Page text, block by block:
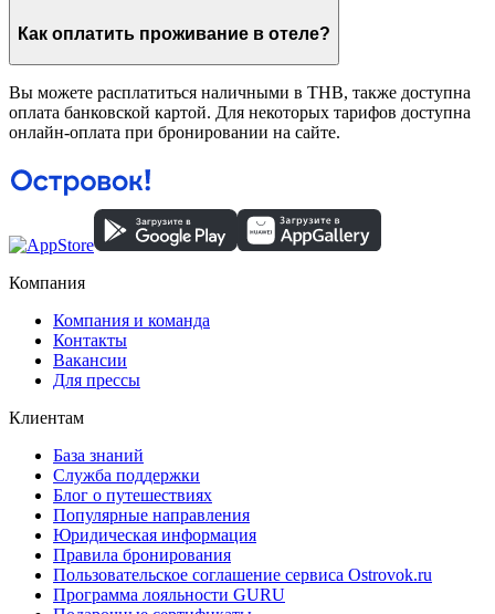
Как оплатить проживание в отеле?
Вы можете расплатиться наличными в THB, также доступна
оплата банковской картой. Для некоторых тарифов доступна
онлайн-оплата при бронировании на сайте.
Компания
Компания и команда
Контакты
Вакансии
Для прессы
Клиентам
База знаний
Служба поддержки
Блог о путешествиях
Популярные направления
Юридическая информация
Правила бронирования
Пользовательское соглашение сервиса Ostrovok.ru
Программа лояльности GURU